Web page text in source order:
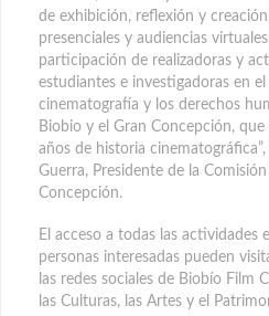
de exhibición, reflexión y
presenciales y audiencias
participación de realizadoras y
estudiantes e investigadoras en
cinematografía y los derechos
Biobio y el Gran Concepción,
años de historia cinematográfica”,
Guerra, Presidente de la
Concepción.
El acceso a todas las actividades
personas interesadas pueden
las redes sociales de Biobío Film
las Culturas, las Artes y el